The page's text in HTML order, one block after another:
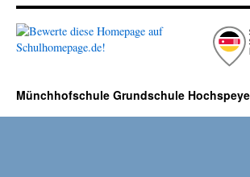
Münchhofschule Grundschule